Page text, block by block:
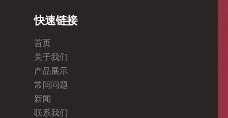
快速链接
首页
关于我们
产品展示
常问问题
新闻
联系我们